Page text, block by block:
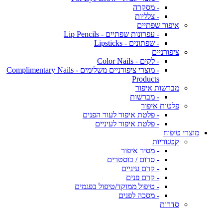
- מסקרה
- צלליות
איפור שפתיים
- עפרונות שפתיים - Lip Pencils
- שפתונים - Lipsticks
ציפורניים
- לקים - Color Nails
- מוצרי ציפורניים משלימים - Complimentary Nails
Products
מברשות איפור
- מברשות
פלטות איפור
- פלטת איפור לעור הפנים
- פלטת איפור לעיניים
מוצרי טיפוח
קטגוריות
- מסיר איפור
- סרום / בוסטרים
- קרם עיניים
- קרם פנים
- טיפול ממוקד/טיפול בפגמים
- מסכה לפנים
סדרות